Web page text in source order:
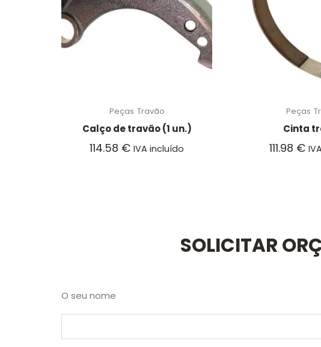
Peças Travão
Calço de travão (1 un.)
114.58 € IVA incluído
Peças
Cinta
111.98 €
SOLICITAR
O seu nome